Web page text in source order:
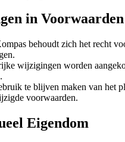
in Voorwaarden
behoudt zich het recht
wijzigingen worden
te blijven maken van het
voorwaarden.
Eigendom